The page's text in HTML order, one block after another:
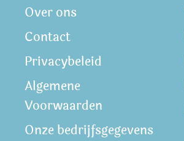
Over ons
Contact
Privacybeleid
Algemene
Voorwaarden
Onze bedrijfsgegevens